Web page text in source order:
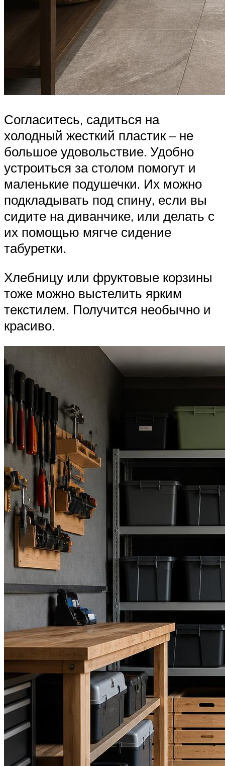
Согласитесь, садиться на
холодный жесткий пластик – не
большое удовольствие. Удобно
устроиться за столом помогут и
маленькие подушечки. Их можно
подкладывать под спину, если вы
сидите на диванчике, или делать с
их помощью мягче сидение
табуретки.
Хлебницу или фруктовые корзины
тоже можно выстелить ярким
текстилем. Получится необычно и
красиво.